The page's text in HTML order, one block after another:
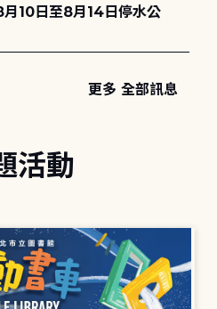
月10日至8月14日停水公
更多 全部訊息
活動